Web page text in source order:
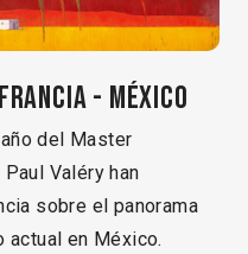
- México
del Master
Valéry han
sobre el panorama
actual en México.